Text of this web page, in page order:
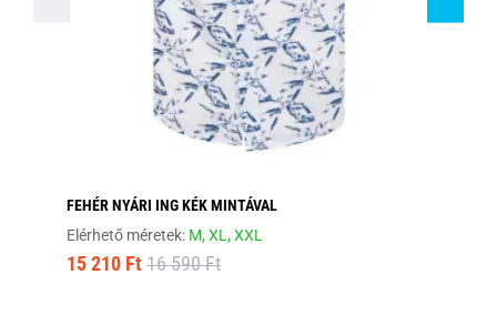
FEHÉR NYÁRI ING KÉK MINTÁVAL
Elérhető méretek: M,XL,XXL
15 210 Ft 16 590 Ft